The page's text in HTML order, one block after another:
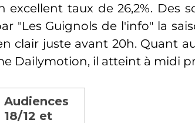
excellent taux de 26,2%. Des
"Les Guignols de l'info" la
clair juste avant 20h. Quant
Dailymotion, il atteint à midi
Audiences
18/12 et